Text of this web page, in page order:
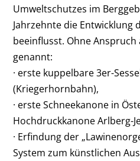
Umweltschutzes im
Jahrzehnte die Entwicklung
beeinflusst. Ohne
genannt:
· erste kuppelbare 3er-
(Kriegerhornbahn),
· erste Schneekanone in
Hochdruckkanone Arlberg-
· Erfindung der
System zum künstlichen